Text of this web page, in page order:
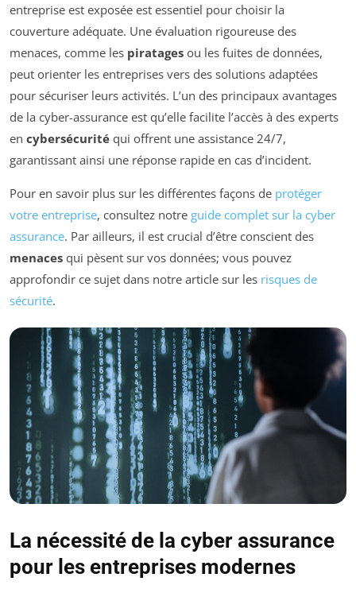
entreprise est exposée est essentiel pour choisir la
couverture adéquate. Une évaluation rigoureuse des
menaces, comme les piratages ou les fuites de données,
peut orienter les entreprises vers des solutions adaptées
pour sécuriser leurs activités. L’un des principaux avantages
de la cyber-assurance est qu’elle facilite l’accès à des experts
en cybersécurité qui offrent une assistance 24/7,
garantissant ainsi une réponse rapide en cas d’incident.
Pour en savoir plus sur les différentes façons de protéger
votre entreprise, consultez notre guide complet sur la cyber
assurance. Par ailleurs, il est crucial d’être conscient des
menaces qui pèsent sur vos données; vous pouvez
approfondir ce sujet dans notre article sur les risques de
sécurité.
La nécessité de la cyber assurance
pour les entreprises modernes